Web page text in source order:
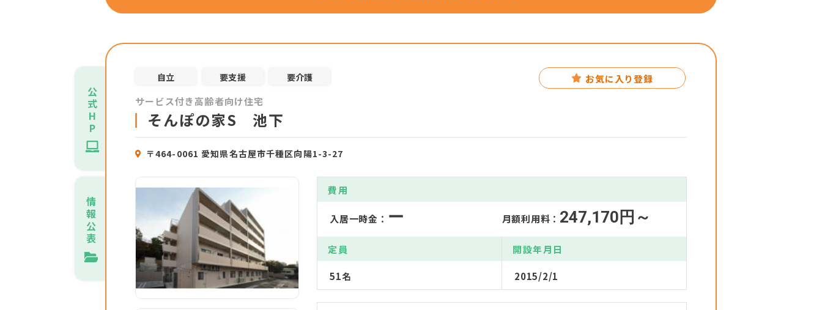
公
式
H
P
情
報
公
表
自立 要支援 要介護
サービス付き高齢者向け住宅
そんぽの家S 池下
〒464-0061 愛知県名古屋市千種区向陽1-3-27
費用
入居一時金： ー 月額利用料： 247,170円～
定員 開設年月日
51名 2015/2/1
お気に入り登録